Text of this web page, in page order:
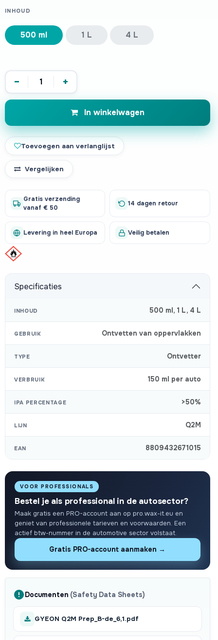
INHOUD
500 ml 1 L 4 L
− +
In winkelwagen
Toevoegen aan verlanglijst
Vergelijken
Gratis verzending
vanaf € 50
14 dagen retour
Levering in heel Europa Veilig betalen
Specificaties
INHOUD 500 ml, 1 L, 4 L
GEBRUIK Ontvetten van oppervlakken
TYPE Ontvetter
VERBRUIK 150 ml per auto
IPA PERCENTAGE >50%
LIJN Q2M
EAN 8809432671015
VOOR PROFESSIONALS
Bestel je als professional in de autosector?
Maak gratis een PRO-account aan op pro.wax-it.eu en
geniet van professionele tarieven en voorwaarden. Een
actief btw-nummer in de automotive sector volstaat.
Gratis PRO-account aanmaken →
Documenten (Safety Data Sheets)
GYEON Q2M Prep_B-de_6,1.pdf